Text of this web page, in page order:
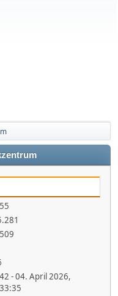
- 04. April 2026,